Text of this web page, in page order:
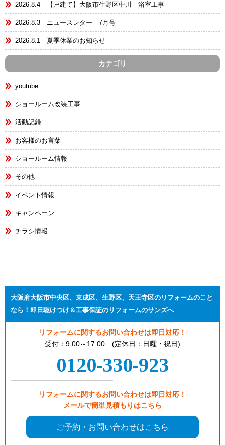
2026.8.4 【戸建て】大阪市生野区中川 浴室工事
2026.8.3 ニュースレター 7月号
2026.8.1 夏季休業のお知らせ
カテゴリ
youtube
ショールーム改装工事
活動記録
お客様のお言葉
ショールーム情報
その他
イベント情報
キャンペーン
チラシ情報
大阪府大阪市中央区、東成区、生野区、天王寺区のリフォームのこと
なら！即日駆けつけ＆工事保証のリフォームのサンズへ
リフォームに関するお問い合わせは即日対応！
受付：9:00～17:00 (定休日：日曜・祝日)
0120-330-923
リフォームに関するお問い合わせは即日対応！
メールで簡単見積もりはこちら
ご予約・お問い合わせはこちら